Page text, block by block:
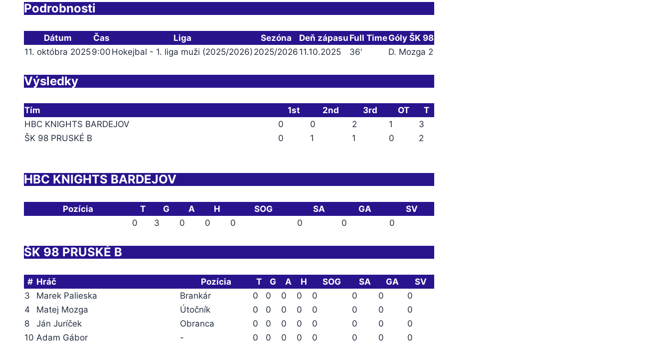
Podrobnosti
Dátum Čas Liga Sezóna Deň zápasu Full TimeGóly ŠK 98
11. októbra 20259:00 Hokejbal - 1. liga muži (2025/2026) 2025/2026 11.10.2025 36' D. Mozga 2
Výsledky
Tím 1st 2nd 3rd OT
T
HBC KNIGHTS BARDEJOV
0 0 2 1
3
ŠK 98 PRUSKÉ B
0 1 1 0 2
HBC KNIGHTS BARDEJOV
Pozícia T G A H SOG SA GA
SV
0
3 0 0 0 0 0 0
ŠK 98 PRUSKÉ B
# Hráč Pozícia T G A H SOG SA GA
SV
3
Marek Palieska Brankár 0 0 0 0 0 0 0
0
4
Matej Mozga Útočník 0 0 0 0 0 0 0
0
8
Ján Juríček Obranca 0 0 0 0 0 0 0
0
10 Adam Gábor - 0 0 0 0 0 0 0
0